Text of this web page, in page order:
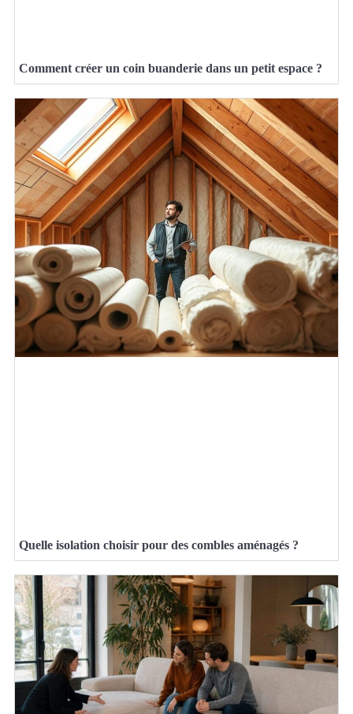
Comment créer un coin buanderie dans un petit espace ?
Quelle isolation choisir pour des combles aménagés ?